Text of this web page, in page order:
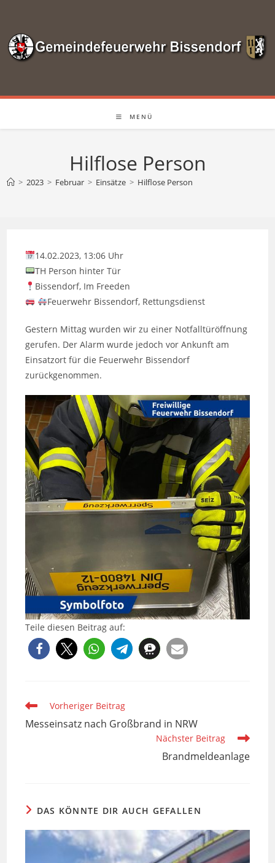
springen
MENÜ
Hilflose Person
> 2023 > Februar > Einsätze > Hilflose Person
14.02.2023, 13:06 Uhr
TH Person hinter Tür
Bissendorf, Im Freeden
Feuerwehr Bissendorf, Rettungsdienst
Gestern Mittag wurden wir zu einer Notfalltüröffnung
gerufen. Der Alarm wurde jedoch vor Ankunft am
Einsatzort für die Feuerwehr Bissendorf
zurückgenommen.
Teile diesen Beitrag auf:
Weitere
ansehen
Vorheriger Beitrag
Messeinsatz nach Großbrand in NRW
Nächster Beitrag
Brandmeldeanlage
DAS KÖNNTE DIR AUCH GEFALLEN